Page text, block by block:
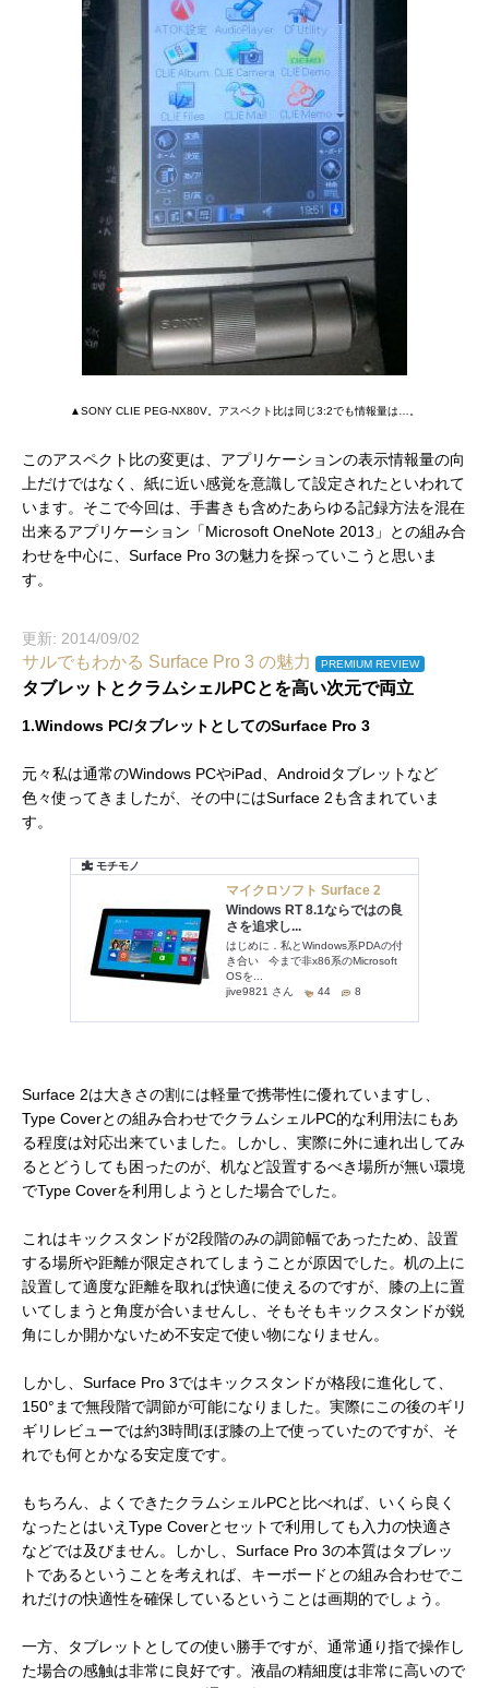
▲SONY CLIE PEG-NX80V。アスペクト比は同じ3:2でも情報量は…。
このアスペクト比の変更は、アプリケーションの表示情報量の向
上だけではなく、紙に近い感覚を意識して設定されたといわれて
います。そこで今回は、手書きも含めたあらゆる記録方法を混在
出来るアプリケーション「Microsoft OneNote 2013」との組み合
わせを中心に、Surface Pro 3の魅力を探っていこうと思いま
す。
更新: 2014/09/02
サルでもわかる Surface Pro 3 の魅力 PREMIUM REVIEW
タブレットとクラムシェルPCとを高い次元で両立
1.Windows PC/タブレットとしてのSurface Pro 3
元々私は通常のWindows PCやiPad、Androidタブレットなど
色々使ってきましたが、その中にはSurface 2も含まれていま
す。
Surface 2は大きさの割には軽量で携帯性に優れていますし、
Type Coverとの組み合わせでクラムシェルPC的な利用法にもあ
る程度は対応出来ていました。しかし、実際に外に連れ出してみ
るとどうしても困ったのが、机など設置するべき場所が無い環境
でType Coverを利用しようとした場合でした。
これはキックスタンドが2段階のみの調節幅であったため、設置
する場所や距離が限定されてしまうことが原因でした。机の上に
設置して適度な距離を取れば快適に使えるのですが、膝の上に置
いてしまうと角度が合いませんし、そもそもキックスタンドが鋭
角にしか開かないため不安定で使い物になりません。
しかし、Surface Pro 3ではキックスタンドが格段に進化して、
150°まで無段階で調節が可能になりました。実際にこの後のギリ
ギリレビューでは約3時間ほぼ膝の上で使っていたのですが、そ
れでも何とかなる安定度です。
もちろん、よくできたクラムシェルPCと比べれば、いくら良く
なったとはいえType Coverとセットで利用しても入力の快適さ
などでは及びません。しかし、Surface Pro 3の本質はタブレッ
トであるということを考えれば、キーボードとの組み合わせでこ
れだけの快適性を確保しているということは画期的でしょう。
一方、タブレットとしての使い勝手ですが、通常通り指で操作し
た場合の感触は非常に良好です。液晶の精細度は非常に高いので